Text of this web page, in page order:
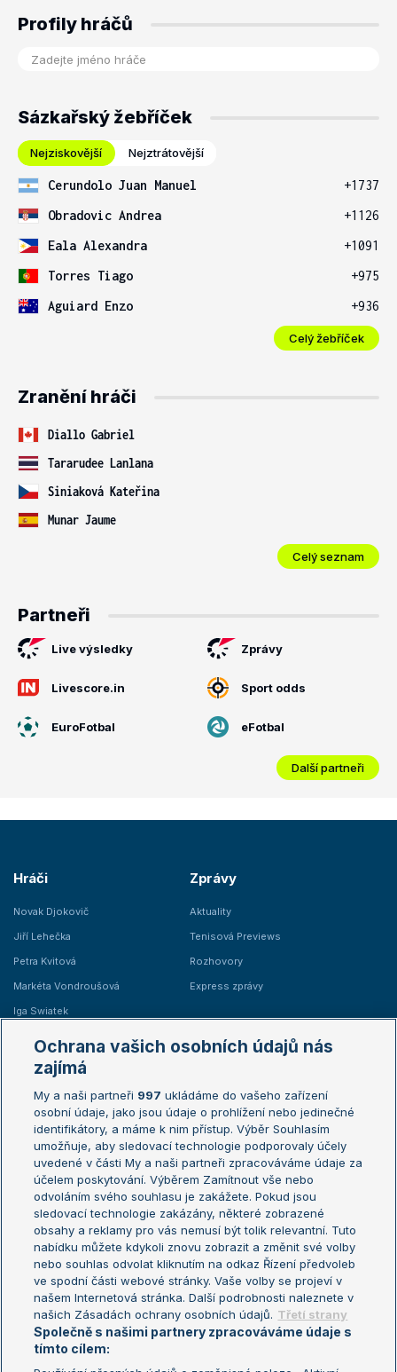
Profily hráčů
Sázkařský žebříček
Nejziskovější Nejztrátovější
Cerundolo Juan Manuel
+1737
Obradovic Andrea
+1126
Eala Alexandra
+1091
Torres Tiago
+975
Aguiard Enzo
+936
Celý žebříček
Zranění hráči
Diallo Gabriel
Tararudee Lanlana
Siniaková Kateřina
Munar Jaume
Celý seznam
Partneři
Live výsledky Zprávy
Livescore.in Sport odds
EuroFotbal eFotbal
Další partneři
Hráči
Novak Djokovič
Jiří Lehečka
Petra Kvitová
Markéta Vondroušová
Iga Swiatek
Zprávy
Aktuality
Tenisová Previews
Rozhovory
Express zprávy
Žebříčky
Žebříček ATP (muži)
Žebříček WTA (ženy)
Sázkařský žebříček
Australian Open
French Open
Wimbledon
US Open
Turnaj mistrů
Turnaj mistryň
Aktualní trendy
Fotbalové přestupy
Livesport Daily
LS Prague Open
Ochrana vašich osobních údajů nás
zajímá
My a naši partneři 997 ukládáme do vašeho zařízení
osobní údaje, jako jsou údaje o prohlížení nebo jedinečné
identifikátory, a máme k nim přístup. Výběr Souhlasím
umožňuje, aby sledovací technologie podporovaly účely
uvedené v části My a naši partneři zpracováváme údaje za
účelem poskytování. Výběrem Zamítnout vše nebo
odvoláním svého souhlasu je zakážete. Pokud jsou
sledovací technologie zakázány, některé zobrazené
obsahy a reklamy pro vás nemusí být tolik relevantní. Tuto
nabídku můžete kdykoli znovu zobrazit a změnit své volby
nebo souhlas odvolat kliknutím na odkaz Řízení předvoleb
ve spodní části webové stránky. Vaše volby se projeví v
našem Internetová stránka. Další podrobnosti naleznete v
našich Zásadách ochrany osobních údajů. Třetí strany
Společně s našimi partnery zpracováváme údaje s
tímto cílem: